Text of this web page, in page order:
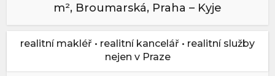
m², Broumarská, Praha – Kyje
realitní makléř • realitní kancelář • realitní služby
nejen v Praze